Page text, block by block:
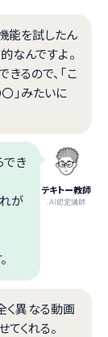
能を試したん
なんですよ。
るので、「こ
」みたいに
テキトー教師
.AI認定講師
でき
が
く異なる動画
くれる。